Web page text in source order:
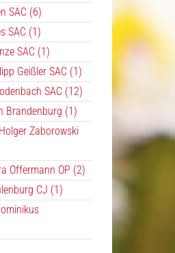
SAC (6)
SAC (1)
SAC (1)
Geißler SAC (1)
SAC (12)
Brandenburg (1)
Zaborowski
Offermann OP (2)
CJ (1)